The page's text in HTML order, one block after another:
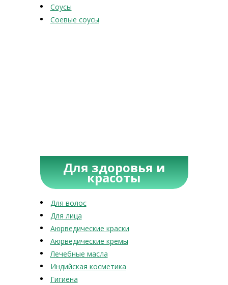
Соусы
Соевые соусы
Для здоровья и
красоты
Для волос
Для лица
Аюрведические краски
Аюрведические кремы
Лечебные масла
Индийская косметика
Гигиена